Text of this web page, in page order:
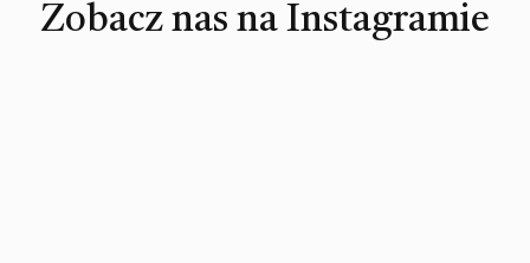
Zobacz nas na Instagramie